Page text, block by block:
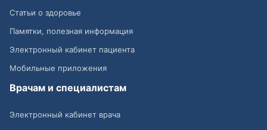
Статьи о здоровье
Памятки, полезная информация
Электронный кабинет пациента
Мобильные приложения
Врачам и специалистам
Электронный кабинет врача